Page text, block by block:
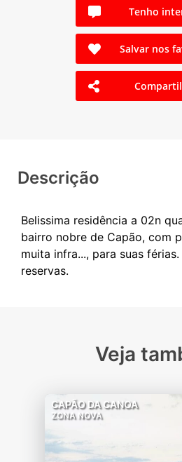
Tenho
Salvar nos
Descrição
Belissima residência a 02n
bairro nobre de Capão, com
muita infra..., para suas
Veja
CAPÃO DA CANOA
ZONA NOVA